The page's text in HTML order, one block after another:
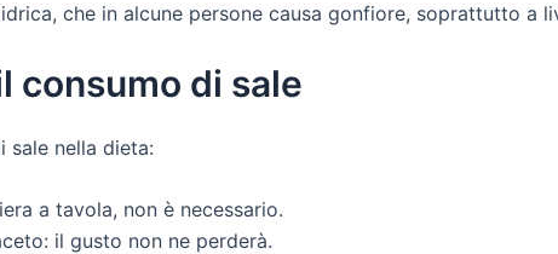
che in alcune persone causa gonfiore, soprattutto a
consumo di sale
sale nella dieta:
a tavola, non è necessario.
il gusto non ne perderà.